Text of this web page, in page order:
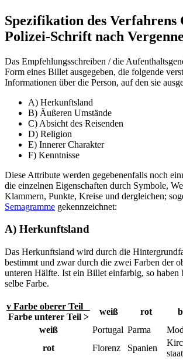
Spezifikation des Verfahrens
Polizei-Schrift nach Vergenne
Das Empfehlungsschreiben / die
Form eines Billet ausgegeben, die folgende
Informationen über die Person, auf den sie
A) Herkunftsland
B) Äußeren Umstände
C) Absicht des Reisenden
D) Religion
E) Innerer Charakter
F) Kenntnisse
Diese Attribute werden gegebenenfalls noch
die einzelnen Eigenschaften durch Symbole,
Klammern, Punkte, Kreise und dergleichen;
Semagramme gekennzeichnet:
A) Herkunftsland
Das Herkunftsland wird durch die
bestimmt und zwar durch die zwei Farben der
unteren Hälfte. Ist ein Billet einfarbig, so haben
selbe Farbe.
v Farbe oberer Teil
Farbe unterer Teil >
weiß rot
weiß
Portugal Parma
rot
Florenz Spanien
staat